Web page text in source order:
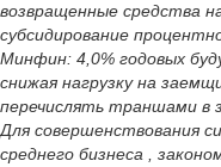
возвращенные средства
субсидирование
Минфин: 4,0% годовых
снижая нагрузку на
перечислять траншами в
Для совершенствования
среднего бизнеса ,